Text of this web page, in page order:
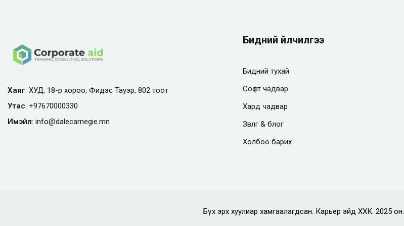
Хаяг: ХУД, 18-р хороо, Фидэс Тауэр, 802 тоот
Утас: +97670000330
Имэйл: info@dalecarnegie.mn
Бидний үйлчилгээ
Бидний тухай
Софт чадвар
Хард чадвар
Зөвлөгөө & блог
Холбоо барих
Бүх эрх хуулиар хамгаалагдсан. Карьер эйд ХХК. 2025 он.